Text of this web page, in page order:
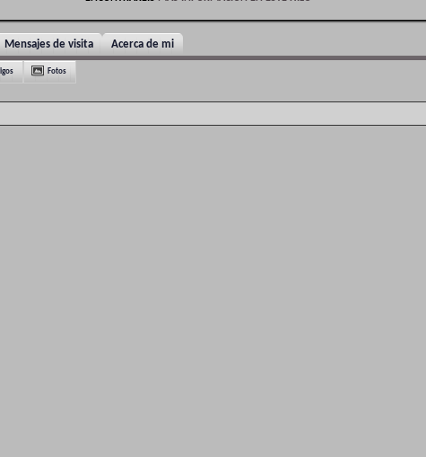
Mensajes de visita Acerca de mi
Fotos